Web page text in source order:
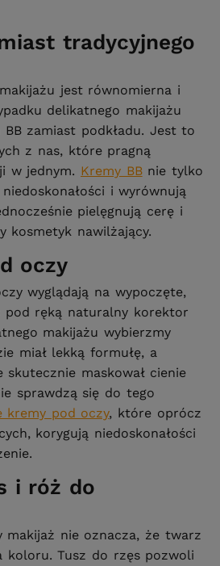
tradycyjnego
jest równomierna i
delikatnego makijażu
zamiast podkładu. Jest to
z nas, które pragną
w jednym. Kremy BBnie tylko
i wyrównują
pielęgnują cerę i
kosmetyk nawilżający.
oczy
wyglądają na wypoczęte,
pod ręką naturalny korektor
makijażu wybierzmy
miał lekką formułę, a
skutecznie maskował cienie
sprawdzą się do tego
kremy pod oczy, które oprócz
korygują niedoskonałości
i róż do
makijaż nie oznacza, że twarz
koloru. Tusz do rzęs pozwoli